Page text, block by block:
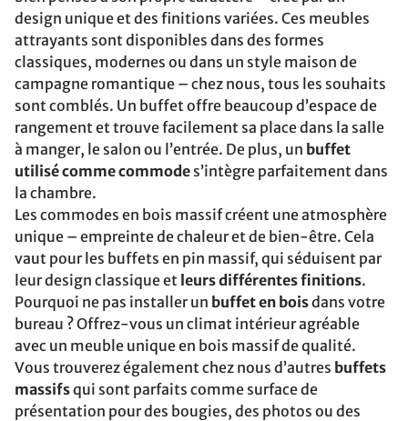
design unique et des finitions variées. Ces meubles
attrayants sont disponibles dans des formes
classiques, modernes ou dans un style maison de
campagne romantique – chez nous, tous les souhaits
sont comblés. Un buffet offre beaucoup d’espace de
rangement et trouve facilement sa place dans la salle
à manger, le salon ou l’entrée. De plus, un buffet
utilisé comme commode s’intègre parfaitement dans
la chambre.
Les commodes en bois massif créent une atmosphère
unique – empreinte de chaleur et de bien-être. Cela
vaut pour les buffets en pin massif, qui séduisent par
leur design classique et leurs différentes finitions.
Pourquoi ne pas installer un buffet en boisdans votre
bureau ? Offrez-vous un climat intérieur agréable
avec un meuble unique en bois massif de qualité.
Vous trouverez également chez nous d’autres buffets
massifsqui sont parfaits comme surface de
présentation pour des bougies, des photos ou des